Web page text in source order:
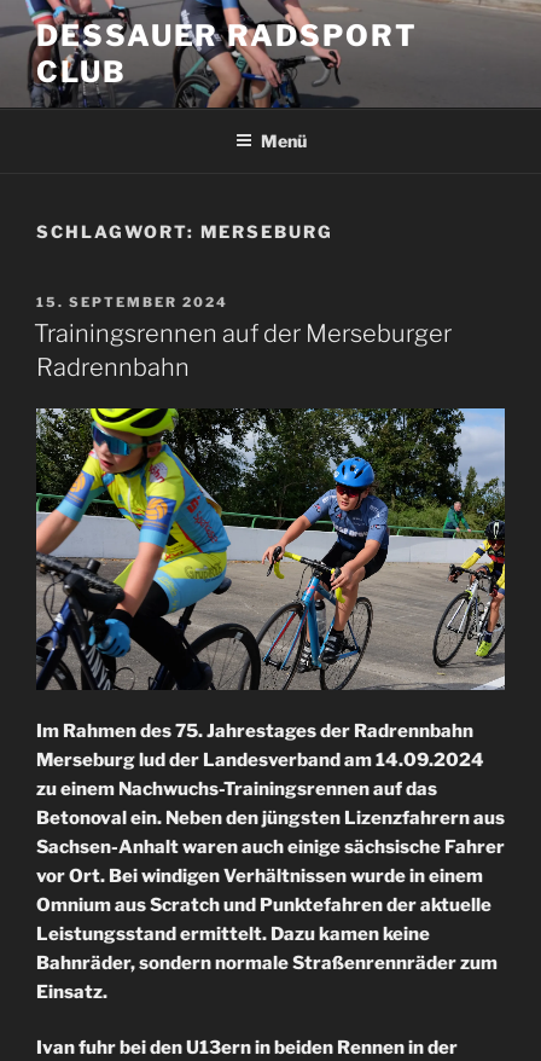
Zum
Inhalt
springen
DESSAUER RADSPORT
CLUB
Menü
SCHLAGWORT: MERSEBURG
VERÖFFENTLICHT
AM
15. SEPTEMBER 2024
Trainingsrennen auf der Merseburger
Radrennbahn
Im Rahmen des 75. Jahrestages der Radrennbahn
Merseburg lud der Landesverband am 14.09.2024
zu einem Nachwuchs-Trainingsrennen auf das
Betonoval ein. Neben den jüngsten Lizenzfahrern aus
Sachsen-Anhalt waren auch einige sächsische Fahrer
vor Ort. Bei windigen Verhältnissen wurde in einem
Omnium aus Scratch und Punktefahren der aktuelle
Leistungsstand ermittelt. Dazu kamen keine
Bahnräder, sondern normale Straßenrennräder zum
Einsatz.
Ivan fuhr bei den U13ern in beiden Rennen in der